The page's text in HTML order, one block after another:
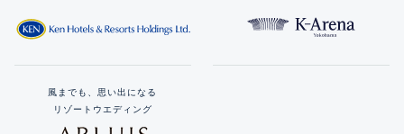
風までも、思い出になる
リゾートウエディング